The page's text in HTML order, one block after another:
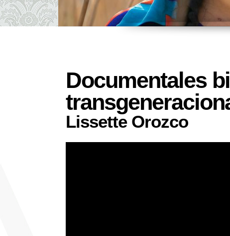
Documentales
Lissette Orozco